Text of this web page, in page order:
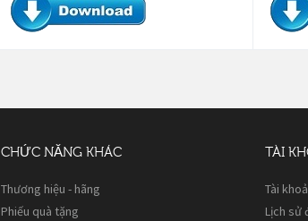
CHỨC NĂNG KHÁC
Thương hiệu - hãng
Phiếu quà tặng
TÀI
Tài
Lịch sử